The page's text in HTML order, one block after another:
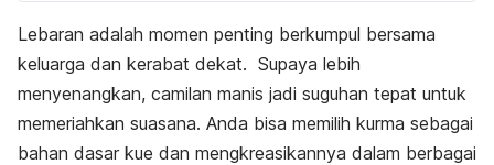
Lebaran adalah momen penting berkumpul bersama
keluarga dan kerabat dekat. Supaya lebih
menyenangkan, camilan manis jadi suguhan tepat untuk
memeriahkan suasana. Anda bisa memilih kurma sebagai
bahan dasar kue dan mengkreasikannya dalam berbagai